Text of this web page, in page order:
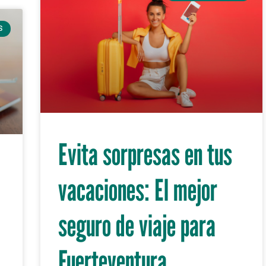
Evita sorpresas en tus
vacaciones: El mejor
seguro de viaje para